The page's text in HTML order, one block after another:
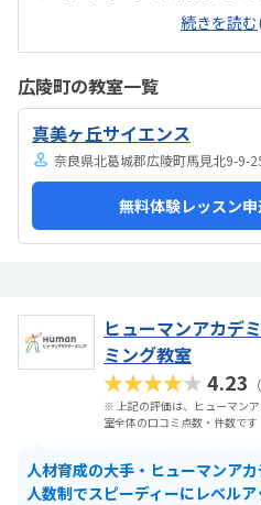
ったです。駐車場は停めやすく、分
ます。近くに別の施設もあるので、
思いました。教室はシンプルで余計
したりできるのは助かります。料金
いませんが、子どもの成長具合で判
的にどんどん作り進めていったのに
さんあれこれ説明されずブロックを触
続きを読
広陵町の教室一覧
真美ヶ丘サイエンス
奈良県北葛城郡広陵町馬見北9-9-
無料体験レッスン
ヒューマンアカデ
ミング教室
★★★★★4.23 （
※ 上記の評価は、ヒューマン
室全体の口コミ点数・件数です
人材育成の大手・ヒューマンア
人数制でスピーディーにレベルア